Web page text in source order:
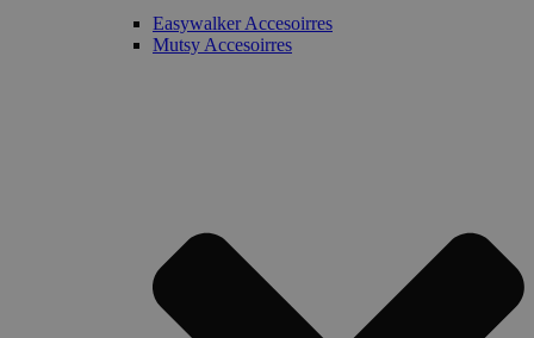
Easywalker Accesoirres
Mutsy Accesoirres